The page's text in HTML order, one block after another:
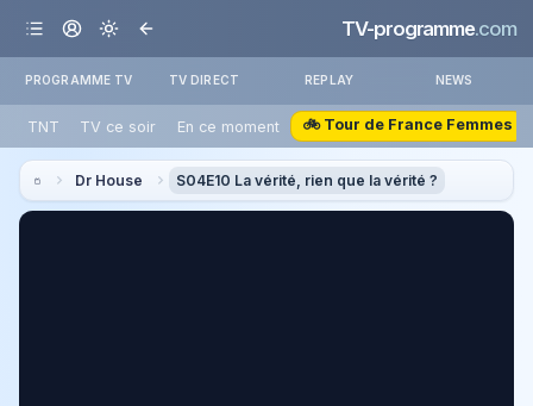
TV-programme.com
PROGRAMME TV TV DIRECT REPLAY NEWS
TNT TV ce soir En ce moment 🚲 Tour de France Femmes
Dr House S04E10 La vérité, rien que la vérité ?